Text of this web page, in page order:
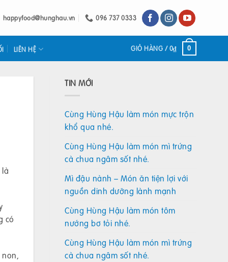
happyfood@hunghau.vn 096 737 0333
LIÊN HỆ GIỎ HÀNG /0₫ 0
có
non,
TIN MỚI
Cùng Hùng Hậu làm món mực trộn
khổ qua nhé.
Cùng Hùng Hậu làm món mì trứng
cà chua ngâm sốt nhé.
Mì đậu nành – Món ăn tiện lợi với
nguồn dinh dưỡng lành mạnh
Cùng Hùng Hậu làm món tôm
nướng bơ tỏi nhé.
Cùng Hùng Hậu làm món mì trứng
cà chua ngâm sốt nhé.